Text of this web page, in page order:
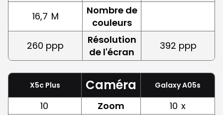
16,7 M
Nombre de
couleurs
260 ppp
Résolution
de l'écran
392 ppp
X5c Plus Caméra Galaxy A05s
10 Zoom 10 x